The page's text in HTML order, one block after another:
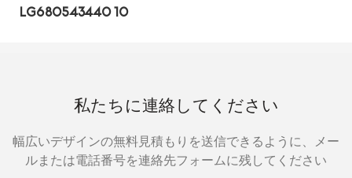
私たちに連絡してください
幅広いデザインの無料見積もりを送信できるように、メー
ルまたは電話番号を連絡先フォームに残してください